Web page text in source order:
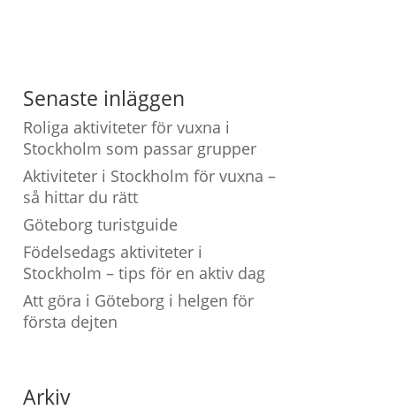
Senaste inläggen
Roliga aktiviteter för vuxna i
Stockholm som passar grupper
Aktiviteter i Stockholm för vuxna –
så hittar du rätt
Göteborg turistguide
Födelsedags aktiviteter i
Stockholm – tips för en aktiv dag
Att göra i Göteborg i helgen för
första dejten
Arkiv